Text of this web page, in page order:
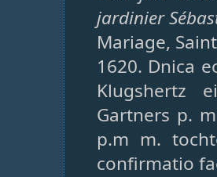
jardinier
Mariage,
1620. Dnica
Klugshertz
Gartners p.
p.m m.
confirmatio